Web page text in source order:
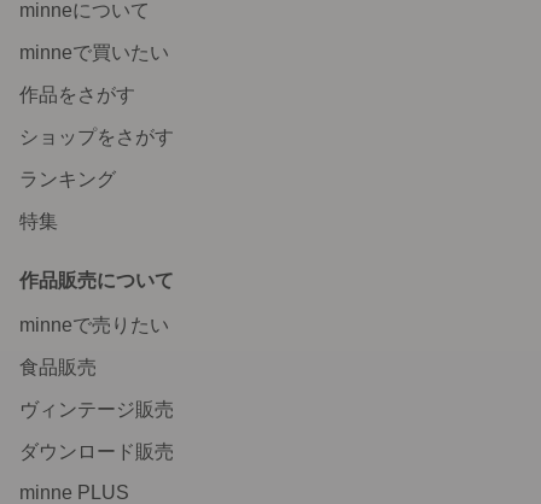
minneについて
minneで買いたい
作品をさがす
ショップをさがす
ランキング
特集
作品販売について
minneで売りたい
食品販売
ヴィンテージ販売
ダウンロード販売
minne PLUS